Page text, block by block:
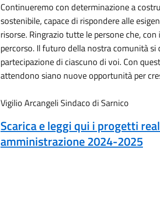
Continueremo con determinazione a
sostenibile, capace di rispondere alle
risorse. Ringrazio tutte le persone che,
percorso. Il futuro della nostra comunità
partecipazione di ciascuno di voi. Con
attendono siano nuove opportunità per
Vigilio Arcangeli Sindaco di Sarnico
Scarica e leggi qui i progetti
amministrazione 2024-2025